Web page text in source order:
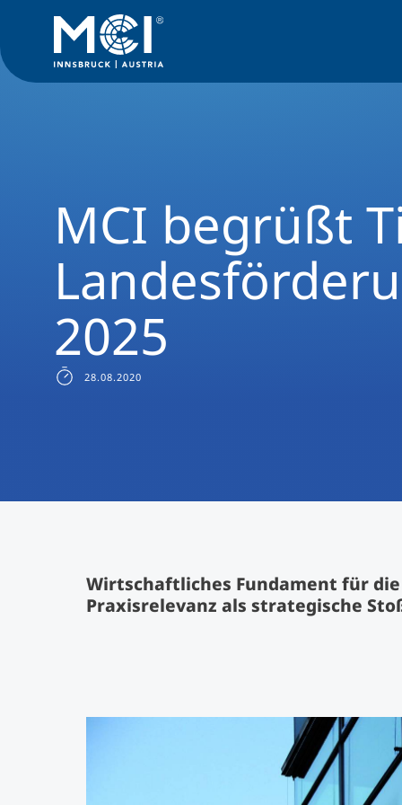
MCI begrüßt
2025
28.08.2020
Wirtschaftliches Fundament für
Praxisrelevanz als strategische